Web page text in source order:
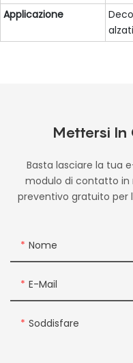
Applicazione
Mettersi In
Basta lasciare la tua
modulo di contatto in
preventivo gratuito per
Nome
E-Mail
Soddisfare